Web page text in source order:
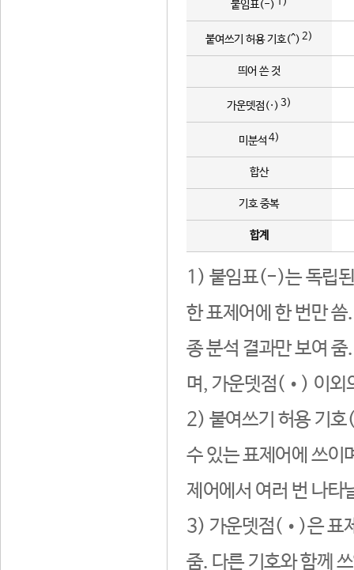
붙임표(-)
붙여쓰기 허용 기호(^) 2)
띄어 쓴 것
가운뎃점(·) 3)
미분석 4)
합산
기호 중복
합계
1) 붙임표(-)는 독립된
한 표제어에 한 번만
종 분석 결과만 보여
며, 가운뎃점(•) 이외
2) 붙여쓰기 허용 기호
수 있는 표제어에 쓰이
제어에서 여러 번 나타
3) 가운뎃점(•)은 표
줌. 다른 기호와 함께